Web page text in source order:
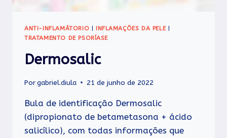
ANTI-INFLAMÁTORIO INFLAMAÇÕES DA PELE|
TRATAMENTO DE PSORÍASE
Dermosalic
Porgabriel.diula 21 de junho de 2022
Bula de identificação Dermosalic
(dipropionato de betametasona + ácido
salicílico), com todas informações que